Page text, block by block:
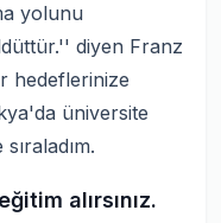
yolunu
diyen Franz
hedeflerinize
üniversite
alırsınız.